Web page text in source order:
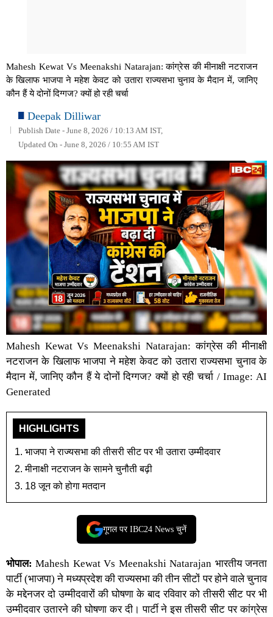
Mahesh Kewat Vs Meenakshi Natarajan: कांग्रेस की मीनाक्षी नटराजन
के खिलाफ भाजपा ने महेश केवट को उतारा राज्यसभा चुनाव के मैदान में, जानिए
कौन हैं ये दोनों दिग्गज? क्यों हो रही चर्चा
Deepak Dilliwar
Publish Date - June 8, 2026 / 10:13 AM IST,
Updated On - June 8, 2026 / 10:55 AM IST
Mahesh Kewat Vs Meenakshi Natarajan: कांग्रेस की मीनाक्षी
नटराजन के खिलाफ भाजपा ने महेश केवट को उतारा राज्यसभा चुनाव के
मैदान में, जानिए कौन हैं ये दोनों दिग्गज? क्यों हो रही चर्चा / Image: AI
Generated
HIGHLIGHTS
भाजपा ने राज्यसभा की तीसरी सीट पर भी उतारा उम्मीदवार
मीनाक्षी नटराजन के सामने चुनौती बढ़ी
18 जून को होगा मतदान
गूगल पर IBC24 News चुनें
भोपाल:Mahesh Kewat Vs Meenakshi Natarajan भारतीय जनता
पार्टी (भाजपा) नेमध्यप्रदेशकीराज्यसभाकी तीन सीटों पर होने वाले चुनाव
के मद्देनजर दो उम्मीदवारों की घोषणा के बाद रविवार को तीसरी सीट पर भी
उम्मीदवार उतारने की घोषणा कर दी। पार्टी ने इस तीसरी सीट पर कांग्रेस